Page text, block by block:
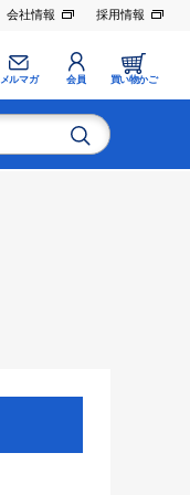
会社情報 採用情報
メルマガ 会員 買い物かご